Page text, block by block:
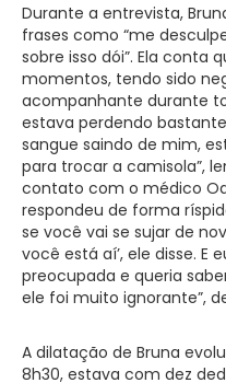
Durante a entrevista,
frases como “me
sobre isso dói”. Ela conta
momentos, tendo sido
acompanhante durante
estava perdendo
sangue saindo de mim,
para trocar a camisola”,
contato com o médico
respondeu de forma
se você vai se sujar de
você está aí’, ele disse. E
preocupada e queria
ele foi muito ignorante”,
A dilatação de Bruna
8h30, estava com dez